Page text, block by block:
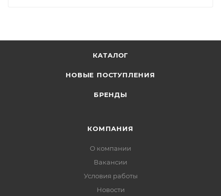
КАТАЛОГ
НОВЫЕ ПОСТУПЛЕНИЯ
БРЕНДЫ
КОМПАНИЯ
О компании
Вакансии
Условия работы
Новости